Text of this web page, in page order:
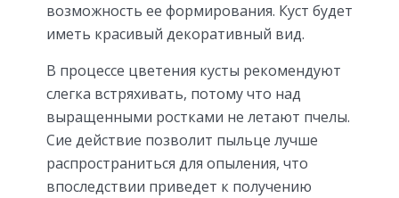
возможность ее формирования. Куст будет
иметь красивый декоративный вид.
В процессе цветения кусты рекомендуют
слегка встряхивать, потому что над
выращенными ростками не летают пчелы.
Сие действие позволит пыльце лучше
распространиться для опыления, что
впоследствии приведет к получению